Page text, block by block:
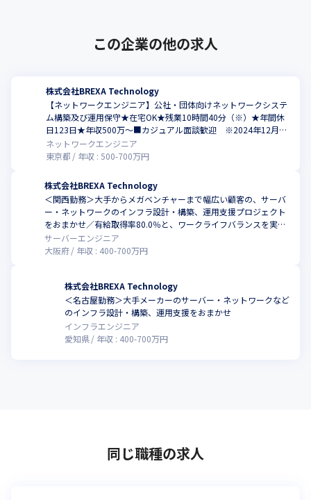
資格取得支援制度：
広さや奥深さです。
る商社としての機能や、高度なSI機能も有し、さらには自社でパ
ッケージサービスやプロダクトを生み出す開発会社としての顔も
持っています。
そのため、対応可能な技術領域はSIからインフラ基盤構築、アプ
リ開発、WEBサイト構築・コンサルティング、DX、ロボティクス
など広範にわたり、開発、運用・保守はもちろん、企画や要件定
★スキルアップ・キャリアアップを実現する体制を整えること
で、お客様から信頼されるエンジニアに
■ 【育成のBREXA】国内トップクラスのセキュリティ人材輩出実
グループ専用の教育会社を保有し、PGからSE、そしてPL/PMへと
駆け上がるための独自の管理職ポスト（セクションリーダー等）
も用意しています。
《サイバーリーズン社との共同プロジェクト》
◆未来：ホワイトハッカーレベルの人材や、セキュリティコンサ
この企業の他の求人
株式会社BREXA Technology
【ネットワークエンジニア】公社・団体向けネットワークシステ
ム構築及び運用保守★在宅OK★残業10時間40分（※）★年間休
日123日★年収500万～■カジュアル面談歓迎 ※2024年12月時
点
ネットワークエンジニア
東京都
年収 : 500-700万円
株式会社BREXA Technology
＜関西勤務＞大手からメガベンチャーまで幅広い顧客の、サーバ
ー・ネットワークのインフラ設計・構築、運用支援プロジェクト
をおまかせ／有給取得率80.0％と、ワークライフバランスを実現
しやすい環境
サーバーエンジニア
大阪府
年収 : 400-700万円
株式会社BREXA Technology
＜名古屋勤務＞⼤⼿メーカーのサーバー・ネットワークなど
のインフラ設計・構築、運用支援をおまかせ
インフラエンジニア
愛知県
年収 : 400-700万円
同じ職種の求人